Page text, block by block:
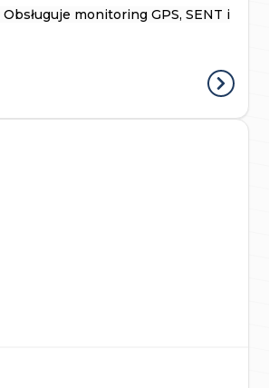
Obsługuje monitoring GPS, SENT i